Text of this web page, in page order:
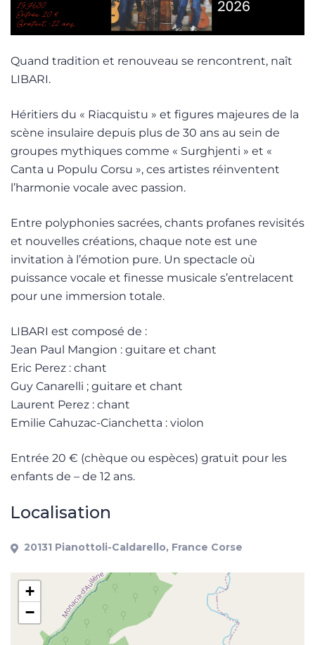
Quand tradition et renouveau se rencontrent, naît
LIBARI.
Héritiers du « Riacquistu » et figures majeures de la
scène insulaire depuis plus de 30 ans au sein de
groupes mythiques comme « Surghjenti » et «
Canta u Populu Corsu », ces artistes réinventent
l’harmonie vocale avec passion.
Entre polyphonies sacrées, chants profanes revisités
et nouvelles créations, chaque note est une
invitation à l’émotion pure. Un spectacle où
puissance vocale et finesse musicale s’entrelacent
pour une immersion totale.
LIBARI est composé de :
Jean Paul Mangion : guitare et chant
Eric Perez : chant
Guy Canarelli ; guitare et chant
Laurent Perez : chant
Emilie Cahuzac-Cianchetta : violon
Entrée 20 € (chèque ou espèces) gratuit pour les
enfants de – de 12 ans.
Localisation
20131 Pianottoli-Caldarello, France Corse
+
−